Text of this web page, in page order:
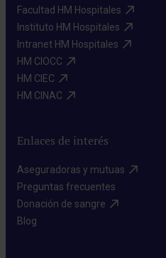
Facultad HM Hospitales​
Instituto HM Hospitales​
Intranet HM Hospitales​
HM CIOCC​
HM CIEC​
HM CINAC​
Enlaces de interés
Aseguradoras y mutuas​
Preguntas frecuentes​
Donación de sangre​
Blog​